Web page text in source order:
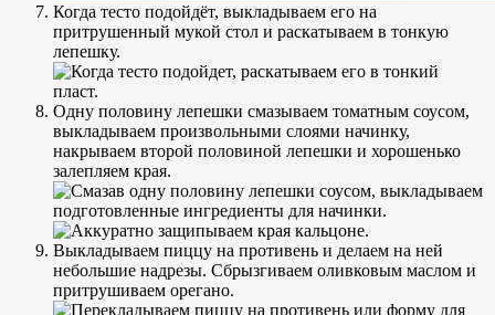
Когда тесто подойдёт, выкладываем его на
притрушенный мукой стол и раскатываем в тонкую
лепешку.
Одну половину лепешки смазываем томатным соусом,
выкладываем произвольными слоями начинку,
накрываем второй половиной лепешки и хорошенько
залепляем края.
Выкладываем пиццу на противень и делаем на ней
небольшие надрезы. Сбрызгиваем оливковым маслом и
притрушиваем орегано.